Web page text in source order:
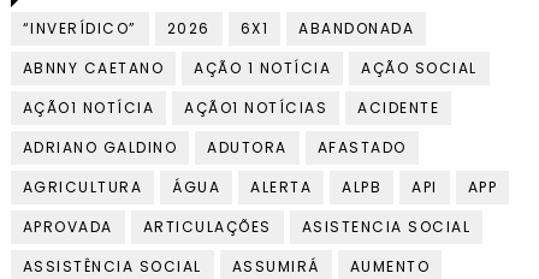
“INVERÍDICO” 2026 6X1
ABANDONADA
ABNNY CAETANO
AÇÃO 1 NOTÍCIA
AÇÃO SOCIAL
AÇÃO1 NOTÍCIA
AÇÃO1 NOTÍCIAS
ACIDENTE
ADRIANO GALDINO
ADUTORA
AFASTADO
AGRICULTURA
ÁGUA ALERTA ALPB API
APP
APROVADA
ARTICULAÇÕES
ASISTENCIA SOCIAL
ASSISTÊNCIA SOCIAL
ASSUMIRÁ
AUMENTO